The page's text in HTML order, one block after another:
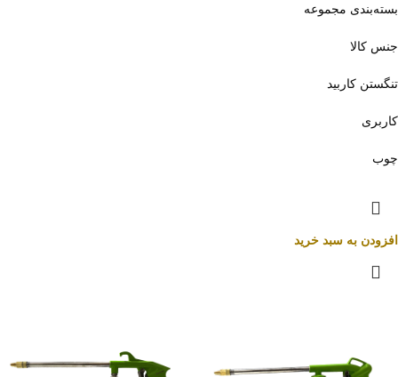
بسته‌بندی مجموعه
جنس کالا
تنگستن کاربید
کاربری
چوب
افزودن به سبد خرید